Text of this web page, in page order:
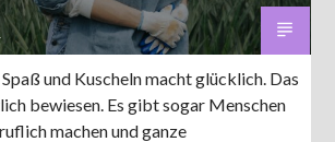
und Kuscheln macht glücklich. Das
bewiesen. Es gibt sogar Menschen
machen und ganze